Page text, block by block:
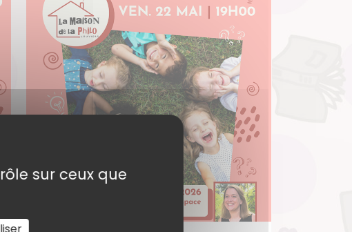
sur ceux que